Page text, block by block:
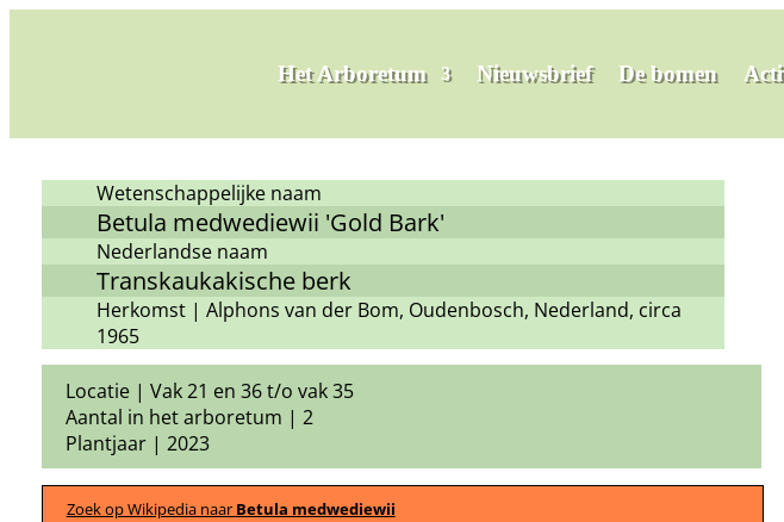
Het Arboretum Nieuwsbrief De bomen
Wetenschappelijke naam
Betula medwediewii 'Gold Bark'
Nederlandse naam
Transkaukakische berk
Herkomst | Alphons van der Bom, Oudenbosch, Nederland, circa
1965
Locatie | Vak 21 en 36 t/o vak 35
Aantal in het arboretum | 2
Plantjaar | 2023
Zoek op Wikipedia naar Betula medwediewii